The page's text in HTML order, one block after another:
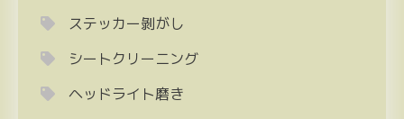
ステッカー剝がし
シートクリーニング
ヘッドライト磨き